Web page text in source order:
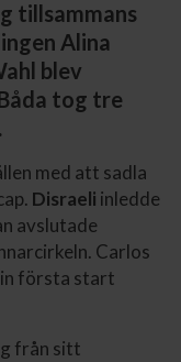
tillsammans
Alina
blev
tog tre
med att sadla
Disraeli inledde
avslutade
Carlos
första start
från sitt